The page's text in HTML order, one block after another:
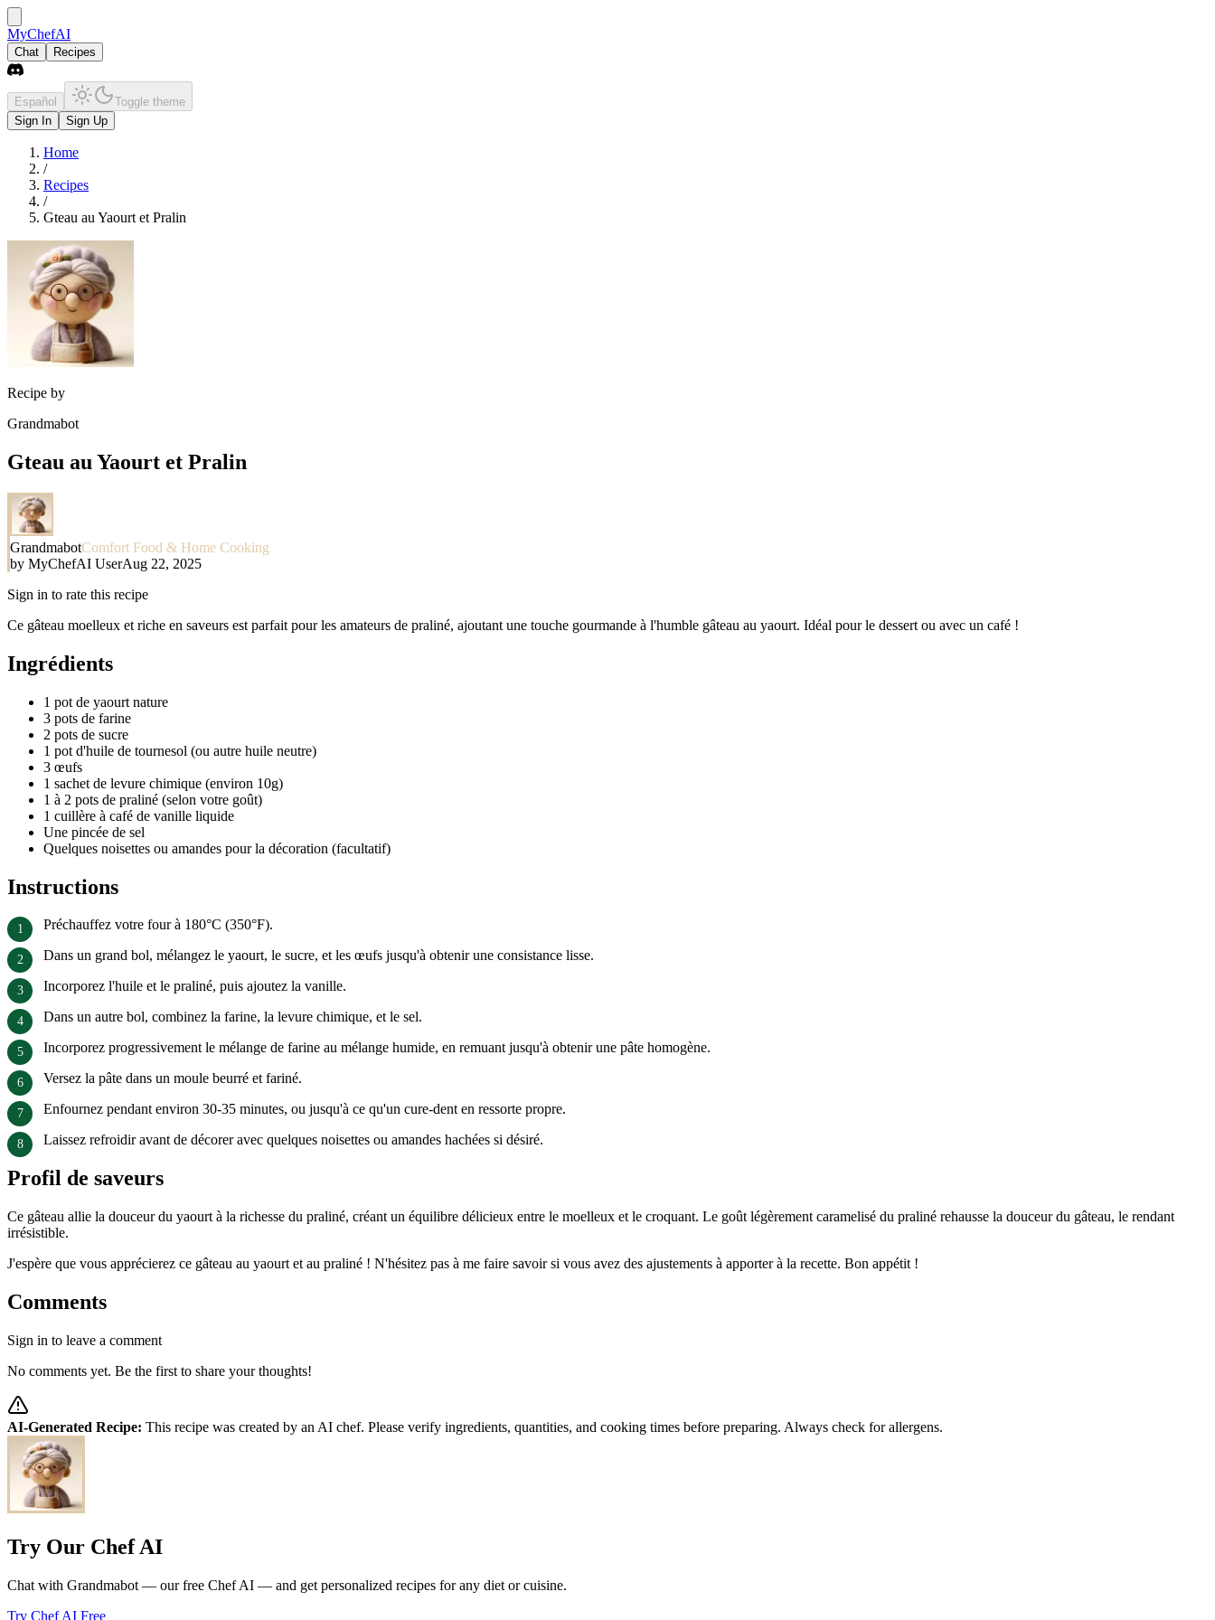
MyChefAI
Chat Recipes
Español
Toggle theme
Sign In
Sign Up
Home
/
Recipes
/
Gteau au Yaourt et Pralin
Recipe by
Grandmabot
Gteau au Yaourt et Pralin
GrandmabotComfort Food & Home Cooking
by MyChefAI UserAug 22, 2025
Sign in to rate this recipe
Ce gâteau moelleux et riche en saveurs est parfait pour les amateurs de praliné, ajoutant une touche gourmande à l'humble gâteau au yaourt. Idéal pour le dessert ou avec un café !
Ingrédients
1 pot de yaourt nature
3 pots de farine
2 pots de sucre
1 pot d'huile de tournesol (ou autre huile neutre)
3 œufs
1 sachet de levure chimique (environ 10g)
1 à 2 pots de praliné (selon votre goût)
1 cuillère à café de vanille liquide
Une pincée de sel
Quelques noisettes ou amandes pour la décoration (facultatif)
Instructions
Préchauffez votre four à 180°C (350°F).
Dans un grand bol, mélangez le yaourt, le sucre, et les œufs jusqu'à obtenir une consistance lisse.
Incorporez l'huile et le praliné, puis ajoutez la vanille.
Dans un autre bol, combinez la farine, la levure chimique, et le sel.
Incorporez progressivement le mélange de farine au mélange humide, en remuant jusqu'à obtenir une pâte homogène.
Versez la pâte dans un moule beurré et fariné.
Enfournez pendant environ 30-35 minutes, ou jusqu'à ce qu'un cure-dent en ressorte propre.
Laissez refroidir avant de décorer avec quelques noisettes ou amandes hachées si désiré.
Profil de saveurs
Ce gâteau allie la douceur du yaourt à la richesse du praliné, créant un équilibre délicieux entre le moelleux et le croquant. Le goût légèrement caramelisé du praliné rehausse la douceur du gâteau, le rendant
irrésistible.
J'espère que vous apprécierez ce gâteau au yaourt et au praliné ! N'hésitez pas à me faire savoir si vous avez des ajustements à apporter à la recette. Bon appétit !
Comments
Sign in to leave a comment
No comments yet. Be the first to share your thoughts!
AI-Generated Recipe: This recipe was created by an AI chef. Please verify ingredients, quantities, and cooking times before preparing. Always check for allergens.
Try Our Chef AI
Chat with Grandmabot — our free Chef AI — and get personalized recipes for any diet or cuisine.
Try Chef AI Free